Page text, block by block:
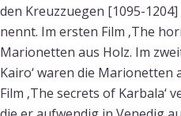
den Kreuzzuegen [1095-1204]
nennt. Im ersten Film ‚The
Marionetten aus Holz. Im
Kairo‘ waren die Marionetten
Film ‚The secrets of Karbala‘